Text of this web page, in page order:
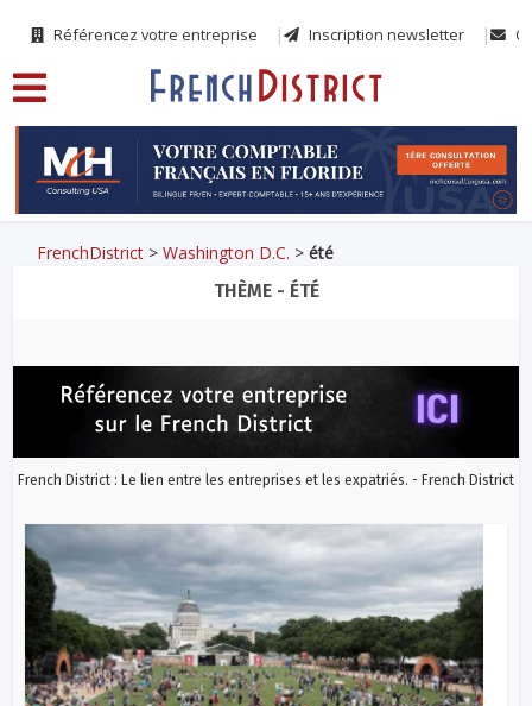
Référencez votre entreprise Inscription newsletter
FrenchDistrict >Washington D.C. >été
THÈME - ÉTÉ
French District : Le lien entre les entreprises et les expatriés. - French District